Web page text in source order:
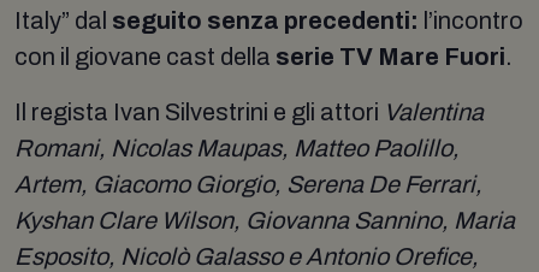
Italy” dal seguito senza precedenti: l’incontro
con il giovane cast della serie TV Mare Fuori.
Il regista Ivan Silvestrini e gli attori Valentina
Romani, Nicolas Maupas, Matteo Paolillo,
Artem, Giacomo Giorgio, Serena De Ferrari,
Kyshan Clare Wilson, Giovanna Sannino, Maria
Esposito, Nicolò Galasso e Antonio Orefice,